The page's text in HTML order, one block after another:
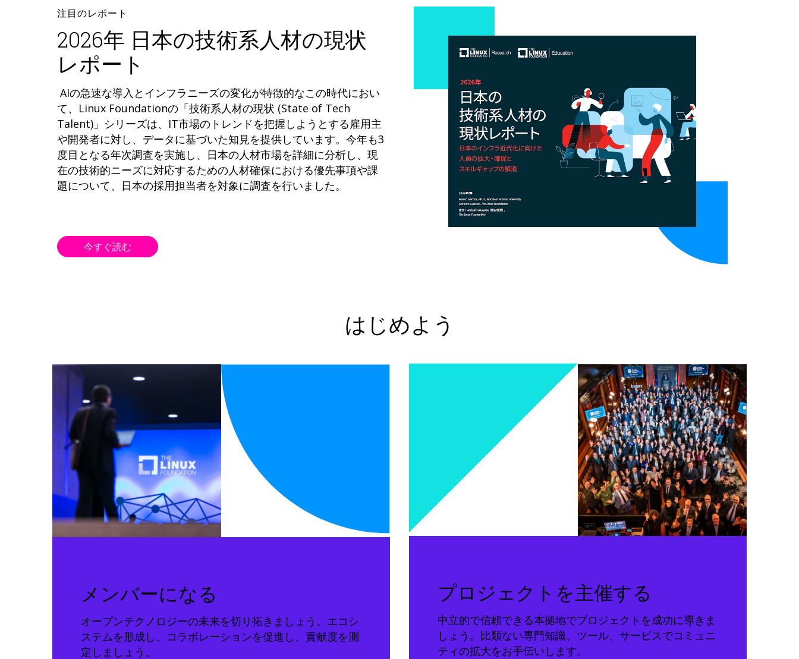
注目のレポート
2026年 日本の技術系人材の現状
レポート
AIの急速な導入とインフラニーズの変化が特徴的なこの時代におい
て、Linux Foundationの「技術系人材の現状 (State of Tech
Talent)」シリーズは、IT市場のトレンドを把握しようとする雇用主
や開発者に対し、データに基づいた知見を提供しています。今年も3
度目となる年次調査を実施し、日本の人材市場を詳細に分析し、現
在の技術的ニーズに対応するための人材確保における優先事項や課
題について、日本の採用担当者を対象に調査を行いました。
今すぐ読む
はじめよう
メンバーになる
オープンテクノロジーの未来を切り拓きましょう。エコシ
ステムを形成し、コラボレーションを促進し、貢献度を測
定しましょう。
プロジェクトを主催する
中立的で信頼できる本拠地でプロジェクトを成功に導きま
しょう。比類ない専門知識、ツール、サービスでコミュニ
ティの拡大をお手伝いします。